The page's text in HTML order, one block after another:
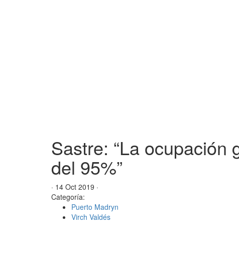
Sastre: “La
del 95%”
· 14 Oct 2019 ·
Categoría:
Puerto Madryn
Virch Valdés